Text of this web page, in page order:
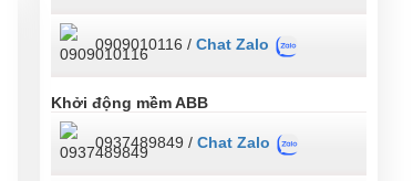
0909010116 / Chat Zalo
Khởi động mềm ABB
0937489849 / Chat Zalo